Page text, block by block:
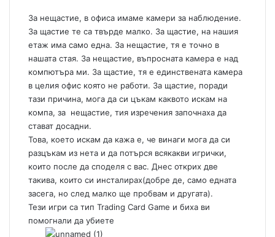
a
n
За нещастие, в офиса имаме камери за наблюдение.
За щастие те са твърде малко. За щастие, на нашия
етаж има само една. За нещастие, тя е точно в
нашата стая. За нещастие, въпросната камера е над
компютъра ми. За щастие, тя е единствената камера
в целия офис която не работи. За щастие, поради
тази причина, мога да си цъкам каквото искам на
компа, за нещастие, тия изречения започнаха да
стават досадни.
Това, което искам да кажа е, че винаги мога да си
разцъкам из нета и да потърся всякакви игрички,
които после да споделя с вас. Днес открих две
такива, които си инсталирах(добре де, само едната
засега, но след малко ще пробвам и другата).
Тези игри са тип Trading Card Game и биха ви
помогнали да убиете